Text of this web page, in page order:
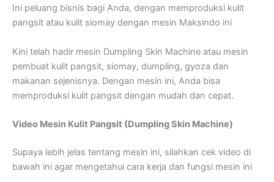
Ini peluang bisnis bagi Anda, dengan memproduksi kulit
pangsit atau kulit siomay dengan mesin Maksindo ini
Kini telah hadir mesin Dumpling Skin Machine atau mesin
pembuat kulit pangsit, siomay, dumpling, gyoza dan
makanan sejenisnya. Dengan mesin ini, Anda bisa
memproduksi kulit pangsit dengan mudah dan cepat.
Video Mesin Kulit Pangsit (Dumpling Skin Machine)
Supaya lebih jelas tentang mesin ini, silahkan cek video di
bawah ini agar mengetahui cara kerja dan fungsi mesin ini